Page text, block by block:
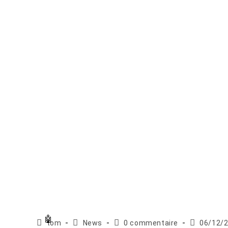
Auteur/autrice
tom
PostNews
Commentaires
0 commentaire 06/12/